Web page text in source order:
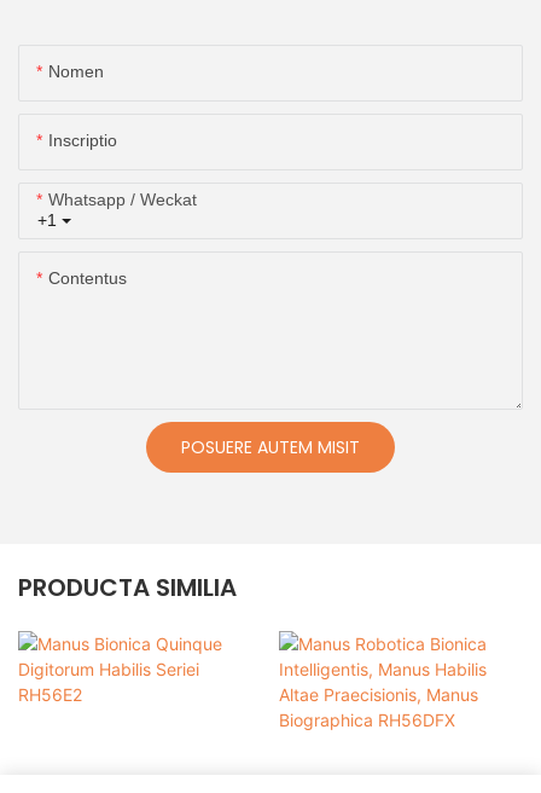
Nomen
Inscriptio
+1
Whatsapp / Weckat
Contentus
POSUERE AUTEM MISIT
PRODUCTA SIMILIA